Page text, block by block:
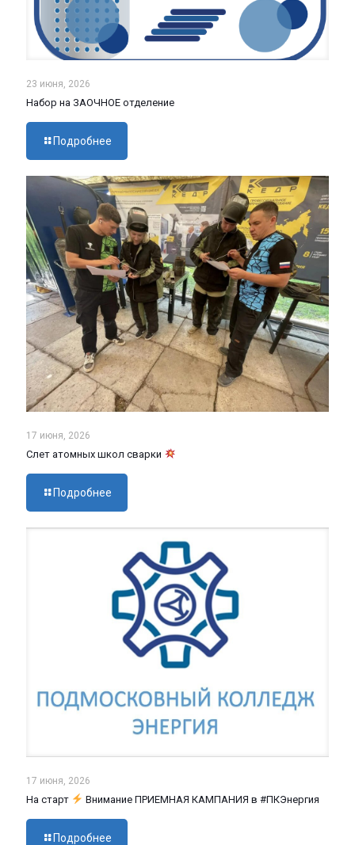
23 июня, 2026
Набор на ЗАОЧНОЕ отделение
Подробнее
17 июня, 2026
Слет атомных школ сварки
Подробнее
17 июня, 2026
На старт Внимание ПРИЕМНАЯ КАМПАНИЯ в #ПКЭнергия
Подробнее